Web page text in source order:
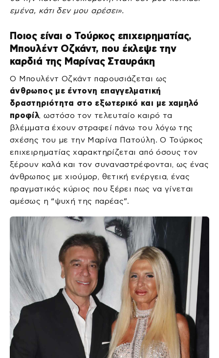
εμένα, κάτι δεν μου αρέσει».
Ποιος είναι ο Τούρκος επιχειρηματίας,
Μπουλέντ Οζκάντ, που έκλεψε την
καρδιά της Μαρίνας Σταυράκη
Ο Μπουλέντ Οζκάντ παρουσιάζεται ως
άνθρωπος με έντονη επαγγελματική
δραστηριότητα στο εξωτερικό και με χαμηλό
προφίλ, ωστόσο τον τελευταίο καιρό τα
βλέμματα έχουν στραφεί πάνω του λόγω της
σχέσης του με την Μαρίνα Πατούλη. Ο Τούρκος
επιχειρηματίας χαρακτηρίζεται από όσους τον
ξέρουν καλά και τον συναναστρέφονται, ως ένας
άνθρωπος με χιούμορ, θετική ενέργεια, ένας
πραγματικός κύριος που ξέρει πως να γίνεται
αμέσως η “ψυχή της παρέας”.